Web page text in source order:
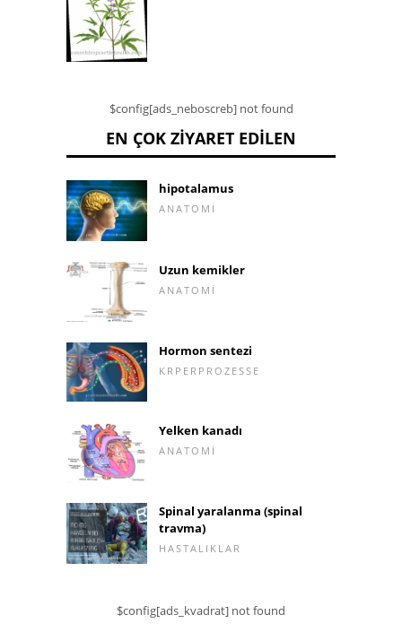
$config[ads_neboscreb] not found
EN ÇOK ZIYARET EDILEN
hipotalamus
ANATOMI
Uzun kemikler
ANATOMI
Hormon sentezi
KRPERPROZESSE
Yelken kanadı
ANATOMI
Spinal yaralanma (spinal
travma)
HASTALIKLAR
$config[ads_kvadrat] not found